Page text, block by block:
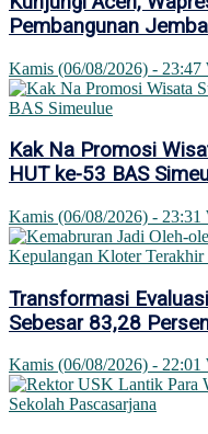
Pembangunan
Kamis (06/08/2026) - 23:47
Kak Na Promosi
HUT ke-53 BAS
Kamis (06/08/2026) - 23:31
Transformasi
Sebesar 83,28
Kamis (06/08/2026) - 22:01